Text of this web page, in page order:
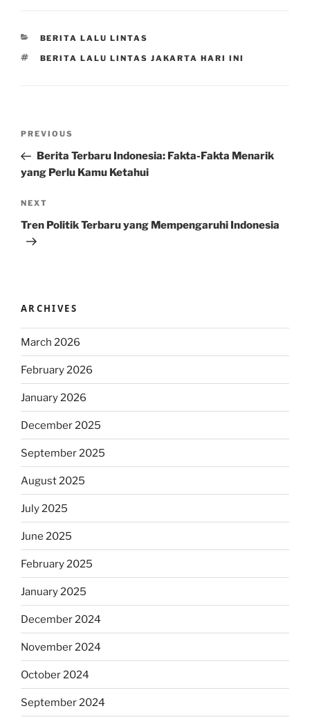
CATEGORIES
BERITA LALU LINTAS
TAGS
BERITA LALU LINTAS JAKARTA HARI INI
Previous
Post
PREVIOUS
Berita Terbaru Indonesia: Fakta-Fakta Menarik
yang Perlu Kamu Ketahui
Next
Post
NEXT
Tren Politik Terbaru yang Mempengaruhi Indonesia
ARCHIVES
March 2026
February 2026
January 2026
December 2025
September 2025
August 2025
July 2025
June 2025
February 2025
January 2025
December 2024
November 2024
October 2024
September 2024